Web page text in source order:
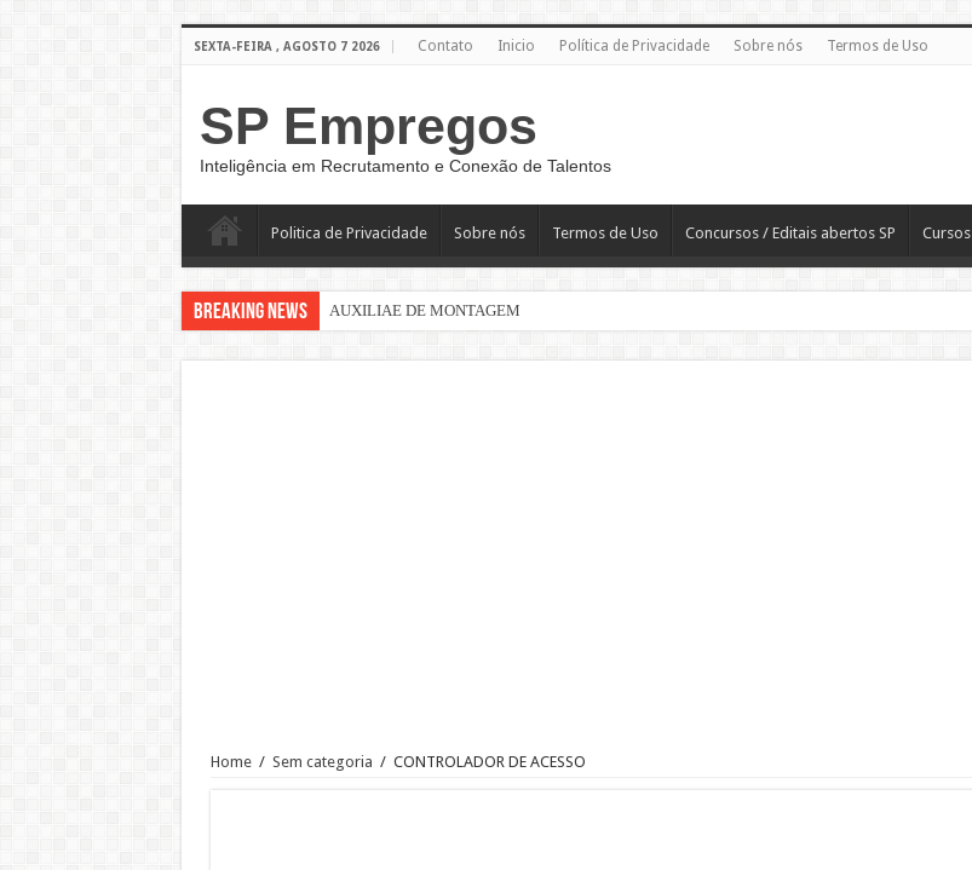
SEXTA-FEIRA , AGOSTO 7 2026 Contato Inicio Política de Privacidade Sobre nós Termos de Uso
SP Empregos
Inteligência em Recrutamento e Conexão de Talentos
Politica de Privacidade Sobre nós Termos de Uso Concursos / Editais abertos SP Cursos
Breaking News AUXILIAE DE MONTAGEM
Trabalho de Frentista em Santo André: Salário e Benefícios
Home / Sem categoria / CONTROLADOR DE ACESSO